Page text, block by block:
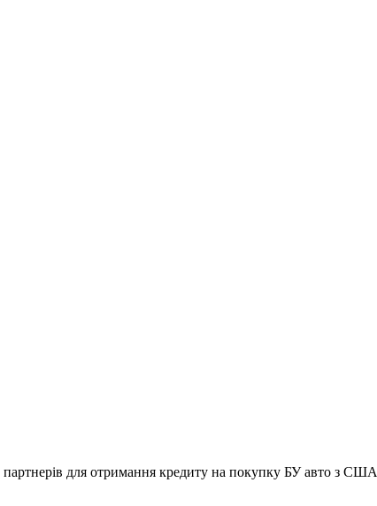
партнерів для отримання кредиту на покупку БУ авто з США